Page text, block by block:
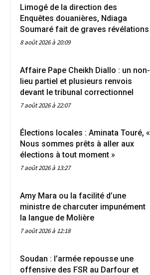
Limogé de la direction des
Enquêtes douanières, Ndiaga
Soumaré fait de graves révélations
8 août 2026 à 20:09
Affaire Pape Cheikh Diallo : un non-
lieu partiel et plusieurs renvois
devant le tribunal correctionnel
7 août 2026 à 22:07
Élections locales : Aminata Touré, «
Nous sommes prêts à aller aux
élections à tout moment »
7 août 2026 à 13:27
Amy Mara ou la facilité d’une
ministre de charcuter impunément
la langue de Molière
7 août 2026 à 12:18
Soudan : l’armée repousse une
offensive des FSR au Darfour et